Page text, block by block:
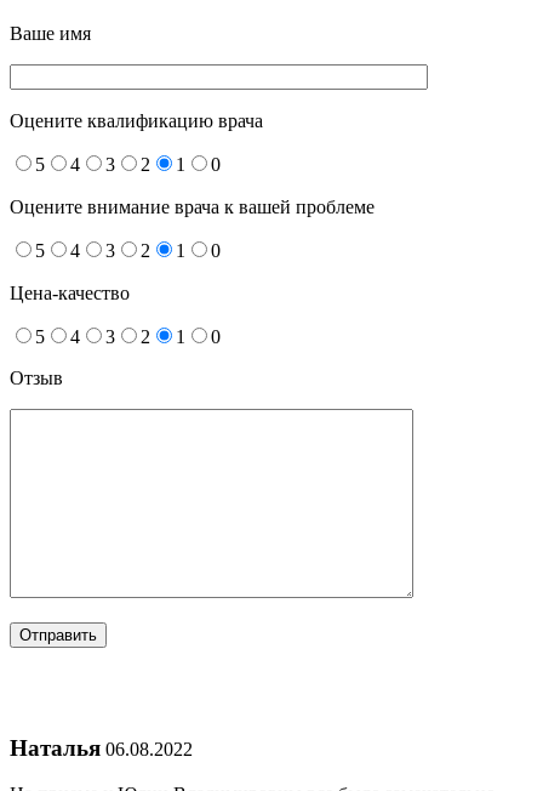
Ваше имя
Оцените квалификацию врача
5 4 3 2 1 0
Оцените внимание врача к вашей проблеме
5 4 3 2 1 0
Цена-качество
5 4 3 2 1
0
Отзыв
Наталья 06.08.2022